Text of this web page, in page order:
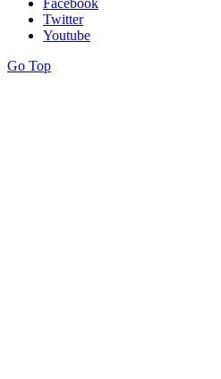
Facebook
Twitter
Youtube
Go Top